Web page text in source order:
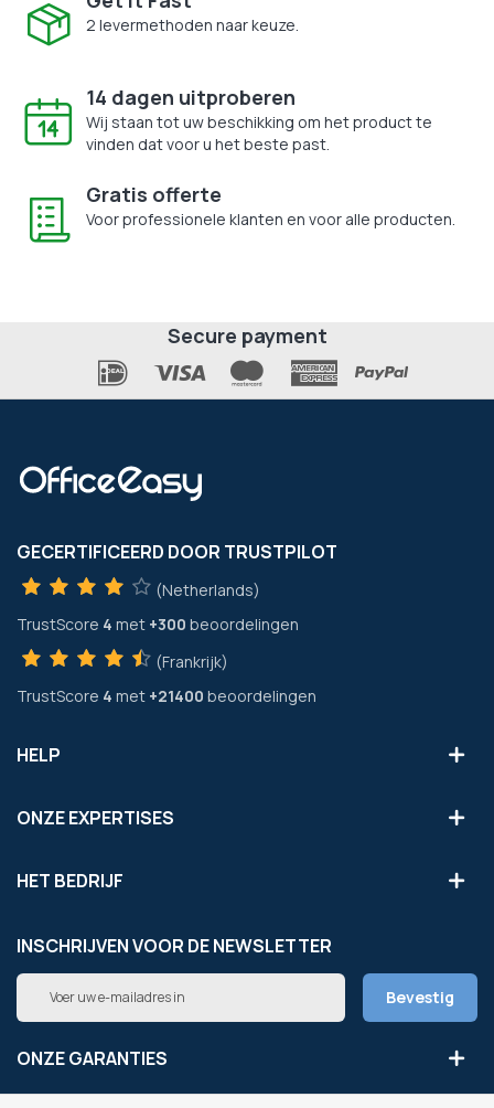
2 levermethoden naar keuze.
14 dagen uitproberen
Wij staan tot uw beschikking om het product te
vinden dat voor u het beste past.
Gratis offerte
Voor professionele klanten en voor alle producten.
Secure payment
GECERTIFICEERD DOOR TRUSTPILOT
(Netherlands)
TrustScore 4 met +300 beoordelingen
(Frankrijk)
TrustScore 4 met +21400 beoordelingen
HELP
ONZE EXPERTISES
HET BEDRIJF
INSCHRIJVEN VOOR DE NEWSLETTER
Abonneer
op
onze
nieuwsbrief
Bevestig
ONZE GARANTIES